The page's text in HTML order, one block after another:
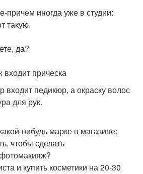
причем иногда уже в студии:
такую.
да?
прическа
педикюр, а окраску волос
для рук.
нибудь марке в магазине:
чтобы сделать
и купить косметики на 20-30